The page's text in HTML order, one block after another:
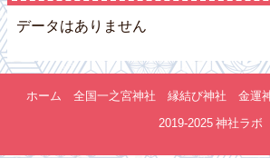
データはありません
ホーム 全国一之宮神社 縁結び神社 金運
© 2019-2025 神社ラボ